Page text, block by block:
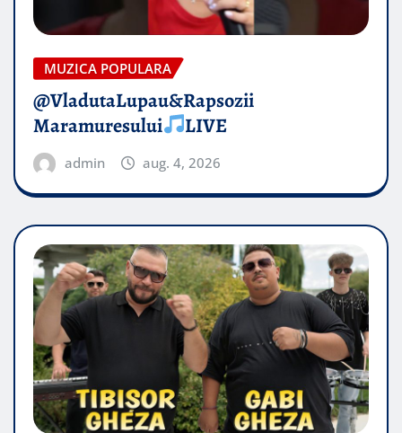
MUZICA POPULARA
@VladutaLupau&Rapsozii
Maramuresului
LIVE
admin aug. 4, 2026